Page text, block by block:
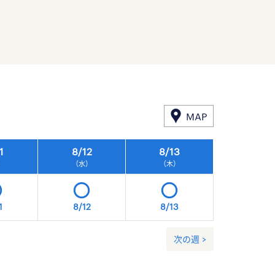
MAP
8/12
（水）
8/13
（木）
8/12 8/13
次の週 >